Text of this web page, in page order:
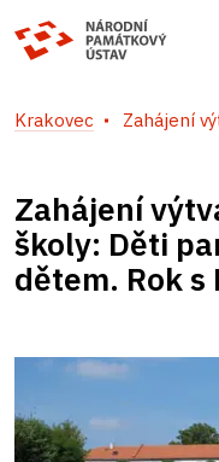
Krakovec Zahájení
Zahájení
školy: Děti
dětem. Rok